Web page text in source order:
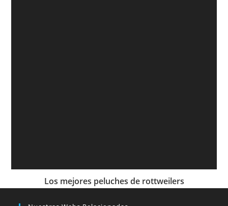
Los mejores peluches de rottweilers